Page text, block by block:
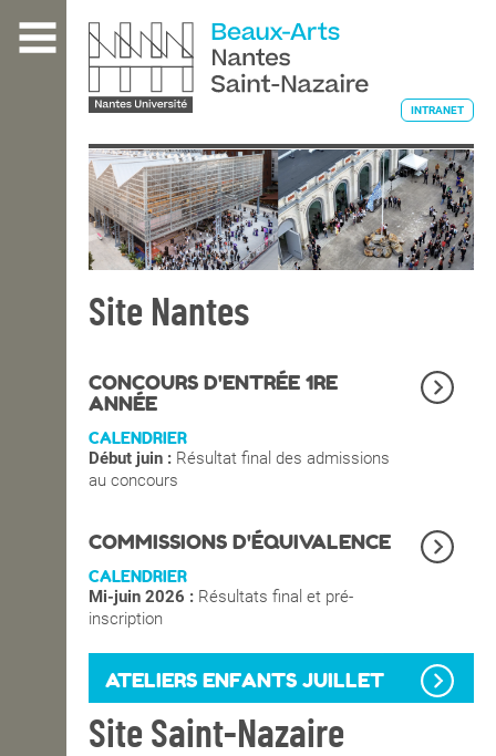
contenu
L'ÉCOLE
ENSEIGNEMENT
INTERNATIONAL
COURS PUBLICS
OPEN SCHOOL
CONTACTS
INTRANET
Site Nantes
CONCOURS D'ENTRÉE 1RE
ANNÉE
CALENDRIER
Début juin : Résultat final des admissions
au concours
COMMISSIONS D'ÉQUIVALENCE
CALENDRIER
Mi-juin 2026 : Résultats final et pré-
inscription
ATELIERS ENFANTS JUILLET
Site Saint-Nazaire